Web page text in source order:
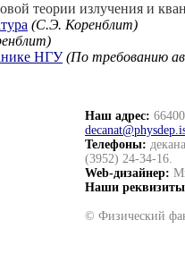
теории излучения и
(C.Э. Коренблит)
НГУ (По требованию
Наш адрес:
Телефоны:
(3952) 24-34-16.
Web-дизайнер:
Наши
© Физический